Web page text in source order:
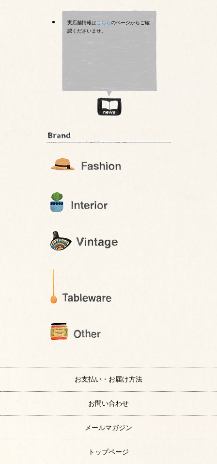
実店舗情報はこちらのページからご確
認くださいませ。
お支払い・お届け方法
お問い合わせ
メールマガジン
トップページ